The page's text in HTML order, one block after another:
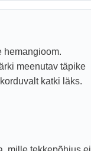
hemangioom.
meenutav täpike
katki läks.